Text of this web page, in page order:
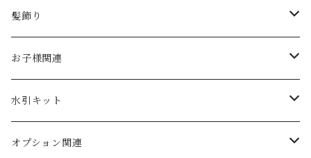
大きなサイズ
季節
春
夏
シーン
長寿のお祝い向け
ダブルガーゼ
手染め水引
翡翠
お正月
節句飾り
季節
髪飾り
クリップ
お子様関連
お食い初め
髪留め
水引キット
御祝儀袋作成
オプション関連